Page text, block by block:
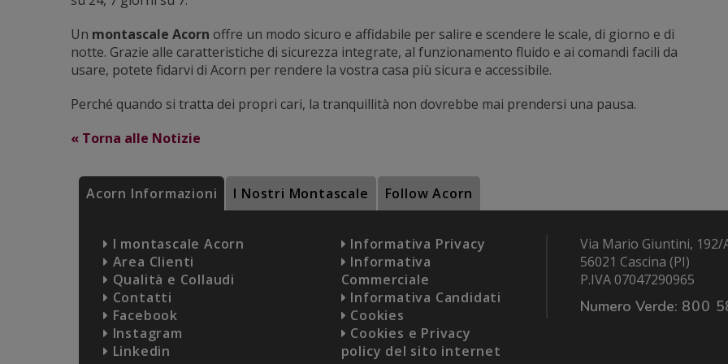
Un montascale Acorn offre un modo sicuro e affidabile per salire e scendere le scale, di giorno e di
notte. Grazie alle caratteristiche di sicurezza integrate, al funzionamento fluido e ai comandi facili da
usare, potete fidarvi di Acorn per rendere la vostra casa più sicura e accessibile.
Perché quando si tratta dei propri cari, la tranquillità non dovrebbe mai prendersi una pausa.
« Torna alle Notizie
Acorn Informazioni I Nostri Montascale Follow Acorn
I montascale Acorn
Area Clienti
Qualità e Collaudi
Contatti
Facebook
Instagram
Linkedin
Informativa Privacy
Informativa
Commerciale
Informativa Candidati
Cookies
Cookies e Privacy
policy del sito internet
Via Mario Giuntini, 192/
56021 Cascina (PI)
P.IVA 07047290965
Numero Verde: 800